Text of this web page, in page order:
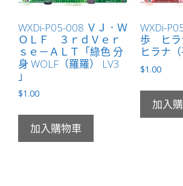
WXDi-P05-008 ＶＪ．Ｗ
ＯＬＦ ３ｒｄＶｅｒ
ｓｅ－ＡＬＴ「綠色 分
身 WOLF（羅羅） LV3
」
$1.00
加入購物車
WXDi-
歩 ヒラ
ヒラナ（
$1.00
加入